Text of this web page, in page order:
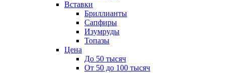
Вставки
Бриллианты
Сапфиры
Изумруды
Топазы
Цена
До 50 тысяч
От 50 до 100 тысяч